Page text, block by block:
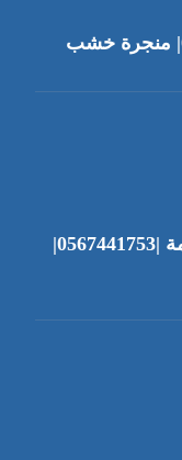
تركيب جبس بورد في راس الخيمة |0567441753|